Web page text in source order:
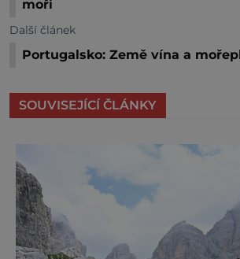
moři
Další článek
Portugalsko: Země vína a
SOUVISEJÍCÍ ČLÁNKY